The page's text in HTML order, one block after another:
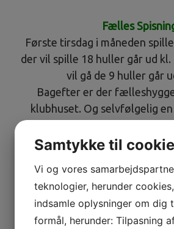
Fælles
Første tirsdag i måneden
der vil spille 18 huller går ud kl.
vil gå de 9 huller går
Bagefter er der
klubhuset. Og selvfølgelig
Arrangementer
Tirsdagsevents med spisning
Cafébesøg og
Bowlingtur med
Tur til anden golfbane
Samtykke til
Vi og vores
teknologier, herunder
indsamle oplysninger om dig
formål, herunder: Tilpasning